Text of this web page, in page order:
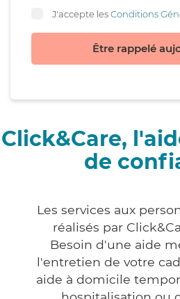
J'accepte lesConditions
Être rappelé
Click&Care,
de
Les services aux
réalisés par
Besoin d'une aide
l'entretien de votre
aide à domicile